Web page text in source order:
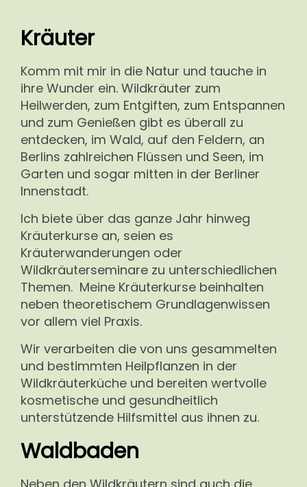
Kräuter
Komm mit mir in die Natur und tauche in
ihre Wunder ein. Wildkräuter zum
Heilwerden, zum Entgiften, zum Entspannen
und zum Genießen gibt es überall zu
entdecken, im Wald, auf den Feldern, an
Berlins zahlreichen Flüssen und Seen, im
Garten und sogar mitten in der Berliner
Innenstadt.
Ich biete über das ganze Jahr hinweg
Kräuterkurse an, seien es
Kräuterwanderungen oder
Wildkräuterseminare zu unterschiedlichen
Themen. Meine Kräuterkurse beinhalten
neben theoretischem Grundlagenwissen
vor allem viel Praxis.
Wir verarbeiten die von uns gesammelten
und bestimmten Heilpflanzen in der
Wildkräuterküche und bereiten wertvolle
kosmetische und gesundheitlich
unterstützende Hilfsmittel aus ihnen zu.
Waldbaden